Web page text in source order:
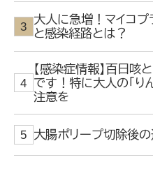
大人に急増！マイコプ
と感染経路とは？
【感染症情報】百日咳
です！特に大人の「り
注意を
大腸ポリープ切除後